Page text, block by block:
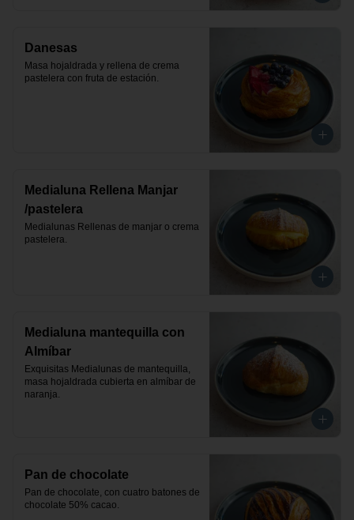
Danesas
Masa hojaldrada y rellena de crema
pastelera con fruta de estación.
Medialuna Rellena Manjar
/pastelera
Medialunas Rellenas de manjar o crema
pastelera.
Medialuna mantequilla con
Almíbar
Exquisitas Medialunas de mantequilla,
masa hojaldrada cubierta en almíbar de
naranja.
Pan de chocolate
Pan de chocolate, con cuatro batones de
chocolate 50% cacao.